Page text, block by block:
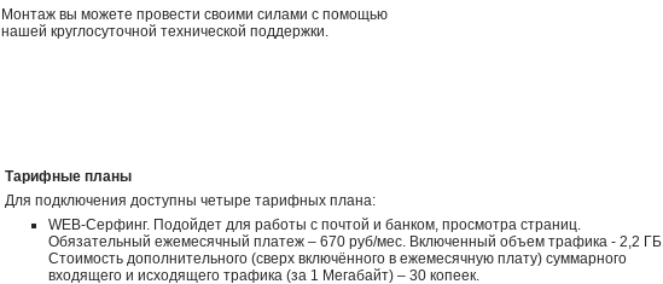
Монтаж вы можете провести своими силами с помощью
нашей круглосуточной технической поддержки.
Тарифные планы
Для подключения доступны четыре тарифных плана:
WEB-Серфинг. Подойдет для работы с почтой и банком, просмотра страниц.
Обязательный ежемесячный платеж – 670 руб/мес. Включенный объем трафика - 2,2 ГБ.
Стоимость дополнительного (сверх включённого в ежемесячную плату) суммарного
входящего и исходящего трафика (за 1 Мегабайт) – 30 копеек.